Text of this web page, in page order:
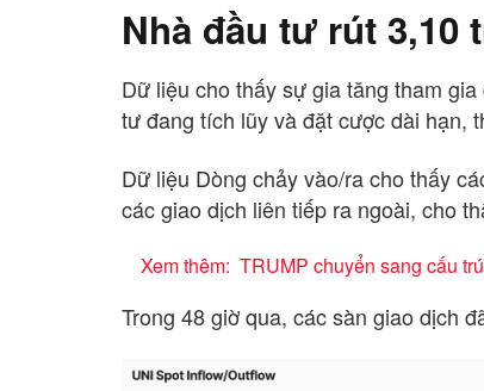
Nhà đầu tư rút 3,10
Dữ liệu cho thấy sự gia tăng tham
tư đang tích lũy và đặt cược dài hạn,
Dữ liệu Dòng chảy vào/ra cho thấy
các giao dịch liên tiếp ra ngoài, cho
Xem thêm: TRUMP chuyển sang cấu
Trong 48 giờ qua, các sàn giao dịch